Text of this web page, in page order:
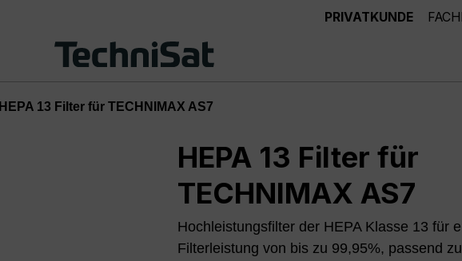
PRIVATKUNDE
HEPA 13 Filter für TECHNIMAX AS7
HEPA 13 Filter für
TECHNIMAX AS7
Hochleistungsfilter der HEPA Klasse 13 für
Filterleistung von bis zu 99,95%, passend